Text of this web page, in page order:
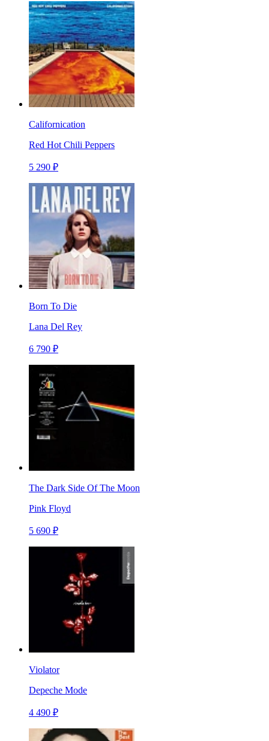
Californication
Red Hot Chili Peppers
5 290 ₽
Born To Die
Lana Del Rey
6 790 ₽
The Dark Side Of The Moon
Pink Floyd
5 690 ₽
Violator
Depeche Mode
4 490 ₽